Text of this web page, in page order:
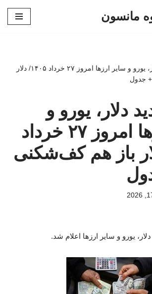
مانسون
قیمت جدید دلار، یورو و سایر ارزها امروز ۲۷ خرداد ۱۴۰۵/ دلار
جدول
دلار، یورو و
سایر ارزها امروز ۲۷ خرداد
دلار باز هم کف‌شکنی
یورو و سایر ارزها اعلام شد.